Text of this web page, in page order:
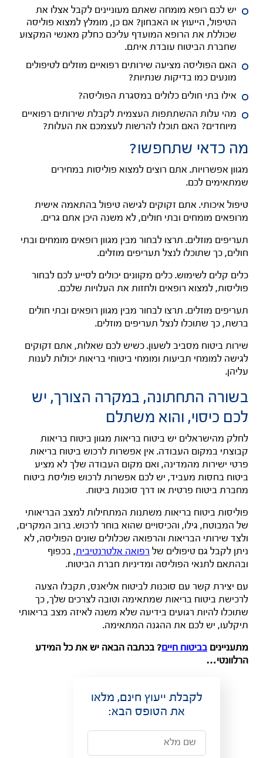
יש לכם רופא מומחה שאתם מעוניינים לקבל אצלו את
הטיפול, הייעוץ או האבחון? אם כן, מומלץ למצוא פוליסה
שכוללת את הרופא המועדף עליכם כחלק מאנשי המקצוע
שחברת הביטוח עובדת איתם.
האם הפוליסה מציעה שירותים רפואיים מוזלים לטיפולים
מונעים כמו בדיקות שנתיות?
אילו בתי חולים כלולים במסגרת הפוליסה?
מהי עלות ההשתתפות העצמית לקבלת שירותים רפואיים
מיוחדים? האם תוכלו להרשות לעצמכם את העלות?
מה כדאי שתחפשו?
מגוון אפשרויות. אתם רוצים למצוא פוליסות במחירים
שמתאימים לכם.
טיפול איכותי. אתם זקוקים לגישה טיפול בהתאמה אישית
מרופאים מומחים ובתי חולים, לא משנה היכן אתם גרים.
תעריפים מוזלים. תרצו לבחור מבין מגוון רופאים מומחים ובתי
חולים, כך שתוכלו לנצל תעריפים מוזלים.
כלים קלים לשימוש. כלים מקוונים יכולים לסייע לכם לבחור
פוליסות, למצוא רופאים ולחזות את העלויות שלכם.
תעריפים מוזלים. תרצו לבחור מבין מגוון רופאים ובתי חולים
ברשת, כך שתוכלו לנצל תעריפים מוזלים.
שירות ביטוח מסביב לשעון. כשיש לכם שאלות, אתם זקוקים
לגישה למומחי תביעות ומומחי ביטוחי בריאות יכולות לענות
עליהן.
בשורה התחתונה, במקרה הצורך, יש
לכם כיסוי, והוא משתלם
לחלק מהישראלים יש ביטוח בריאות מגוון ביטוח בריאות
קבוצתי במקום העבודה. אין אפשרות לרכוש ביטוח בריאות
פרטי ישירות מהמדינה, ואם מקום העבודה שלך לא מציע
ביטוח בחסות מעביד, יש לכם אפשרות לרכוש פוליסת ביטוח
מחברת ביטוח פרטית או דרך סוכנות ביטוח.
פוליסות ביטוח בריאות משתנות המתחילות למצב הבריאותי
של המבוטח, גילו, והכיסויים שהוא בוחר לרכוש. ברוב המקרים,
ולצד שירותי הבריאות והרפואה שכלולים שונים הפוליסה, לא
ניתן לקבל גם טיפולים של רפואה אלטרנטיבית, בכפוף
ובהתאם לתנאי הפוליסה ומדיניות חברת הביטוח.
עם יצירת קשר עם סוכנות לביטוח אליאנס, תקבלו הצעה
לרכישת ביטוח בריאות שמתאימה וטובה לצרכים שלך, כך
שתוכלו להיות רגועים בידיעה שלא משנה לאיזה מצב בריאותי
תיקלעו, יש לכם את ההגנה המתאימה.
מתעניינים בביטוח חיים? בכתבה הבאה יש את כל המידע
הרלוונטי…
לקבלת ייעוץ חינם, מלאו
את הטופס הבא: